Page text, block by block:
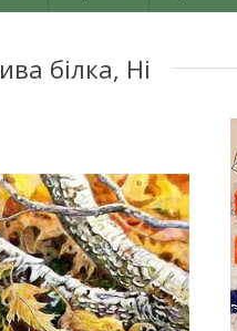
білка, Ні